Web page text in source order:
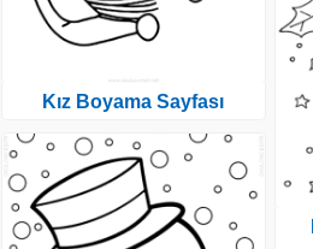
Kız Boyama Sayfası